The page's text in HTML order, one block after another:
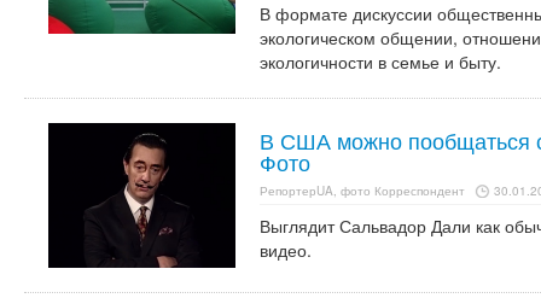
В формате дискуссии
экологическом общении,
экологичности в семье и быту.
В США можно пообщаться
Фото
РепортерUA, фото Корреспондент
Выглядит Сальвадор Дали как
видео.